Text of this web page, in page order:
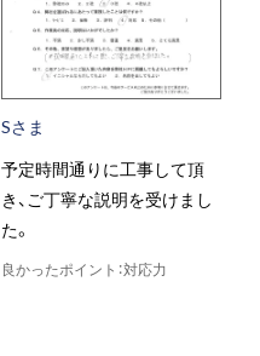
Sさま
予定時間通りに工事して頂
き、ご丁寧な説明を受けまし
た。
良かったポイント：対応力